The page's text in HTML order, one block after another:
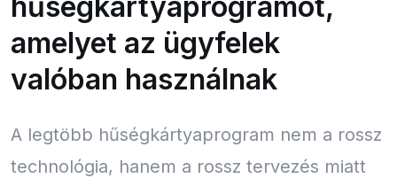
amelyet az ügyfelek
valóban használnak
A legtöbb hűségkártyaprogram nem a rossz
technológia, hanem a rossz tervezés miatt